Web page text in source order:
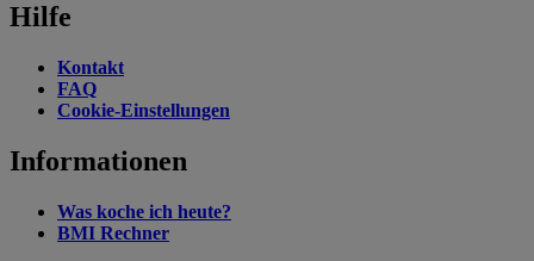
Hilfe
Kontakt
FAQ
Cookie-Einstellungen
Informationen
Was koche ich heute?
BMI Rechner